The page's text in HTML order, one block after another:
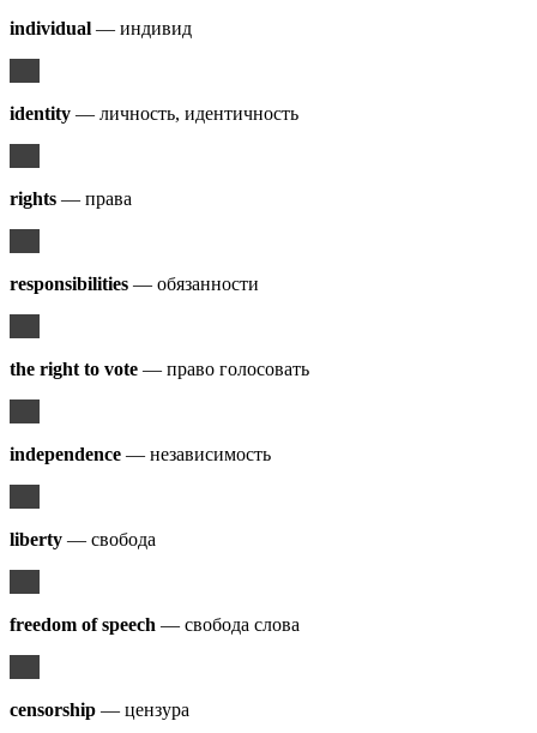
individual — индивид
identity — личность, идентичность
rights — права
responsibilities — обязанности
the right to vote — право голосовать
independence — независимость
liberty — свобода
freedom of speech — свобода слова
censorship — цензура